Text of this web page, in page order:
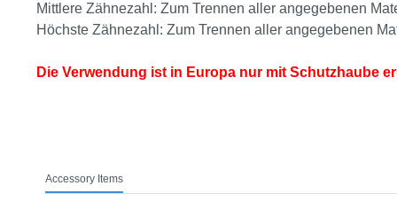
Mittlere Zähnezahl: Zum Trennen aller angegebenen
Höchste Zähnezahl: Zum Trennen aller angegebenen
Die Verwendung ist in Europa nur mit Schutzhaube
Accessory Items